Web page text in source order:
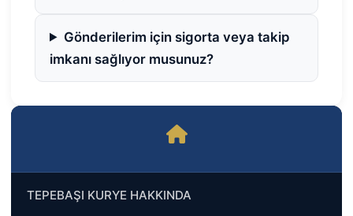
TEPEBAŞI KURYE HAKKINDA
Gönderilerim için sigorta veya takip
imkanı sağlıyor musunuz?